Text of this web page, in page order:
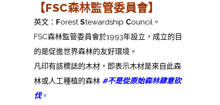
【FSC森林監管委員會】
英文： ForestStewardship Council。
FSC森林監管委員會於1993年設立，成立的目
的是促進世界森林的友好環境。
凡印有該標誌的木材，即表示木材是來自此森
林或人工種植的森林 #不是從原始森林肆意砍
伐。